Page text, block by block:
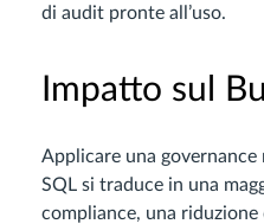
di audit pronte all’uso.
Impatto sul
Applicare una governance
SQL si traduce in una
compliance, una